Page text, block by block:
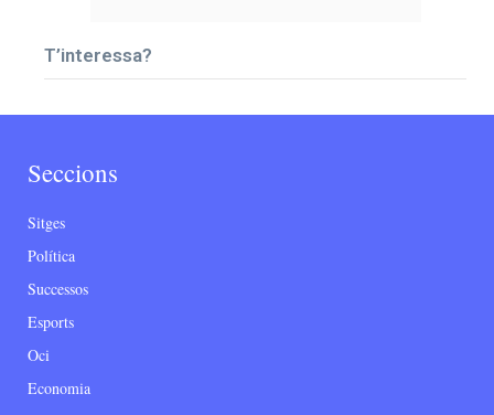
T’interessa?
Seccions
Sitges
Política
Successos
Esports
Oci
Economia